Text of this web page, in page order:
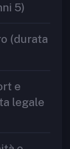
5)
(durata
e
legale